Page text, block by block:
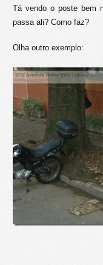
Tá vendo o poste bem
passa ali? Como faz?
Olha outro exemplo: